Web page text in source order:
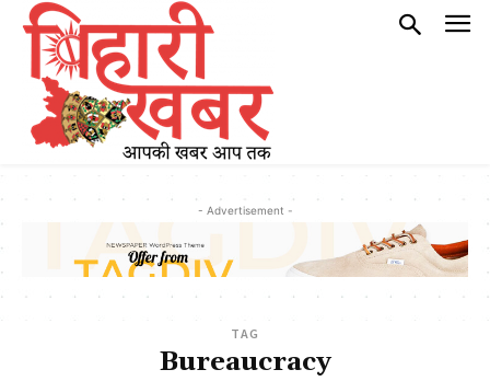
- Advertisement -
TAG
Bureaucracy